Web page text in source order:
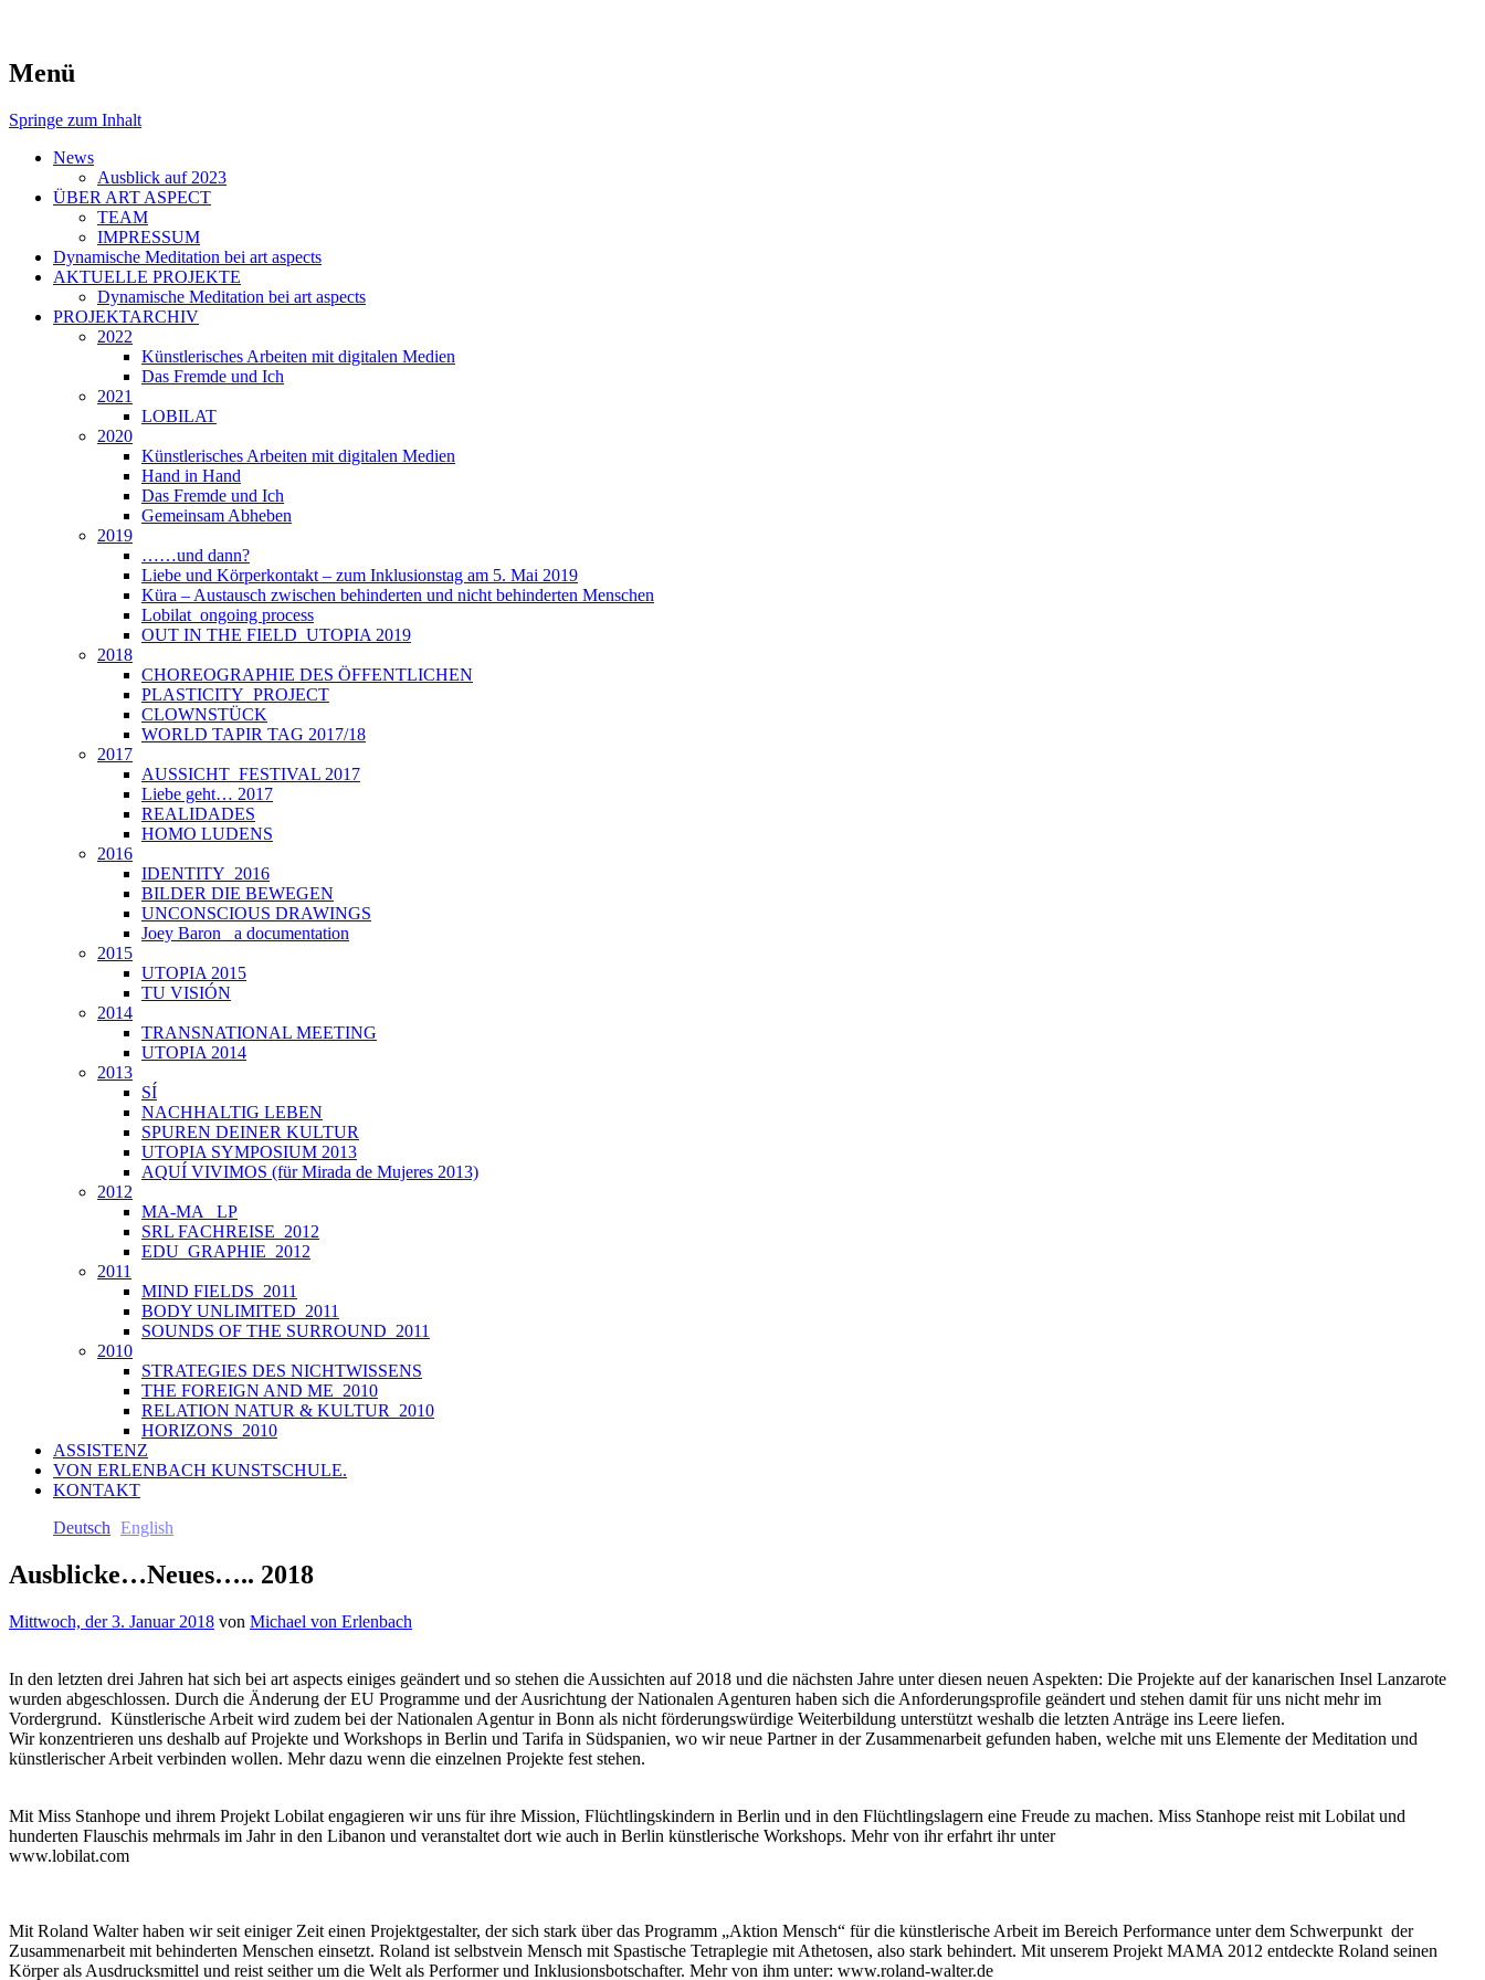
art aspects
Menü
Springe zum Inhalt
News
Ausblick auf 2023
ÜBER ART ASPECT
TEAM
IMPRESSUM
Dynamische Meditation bei art aspects
AKTUELLE PROJEKTE
Dynamische Meditation bei art aspects
PROJEKTARCHIV
2022
Künstlerisches Arbeiten mit digitalen Medien
Das Fremde und Ich
2021
LOBILAT
2020
Künstlerisches Arbeiten mit digitalen Medien
Hand in Hand
Das Fremde und Ich
Gemeinsam Abheben
2019
……und dann?
Liebe und Körperkontakt – zum Inklusionstag am 5. Mai 2019
Küra – Austausch zwischen behinderten und nicht behinderten Menschen
Lobilat_ongoing process
OUT IN THE FIELD_UTOPIA 2019
2018
CHOREOGRAPHIE DES ÖFFENTLICHEN
PLASTICITY_PROJECT
CLOWNSTÜCK
WORLD TAPIR TAG 2017/18
2017
AUSSICHT_FESTIVAL 2017
Liebe geht… 2017
REALIDADES
HOMO LUDENS
2016
IDENTITY_2016
BILDER DIE BEWEGEN
UNCONSCIOUS DRAWINGS
Joey Baron_ a documentation
2015
UTOPIA 2015
TU VISIÓN
2014
TRANSNATIONAL MEETING
UTOPIA 2014
2013
SÍ
NACHHALTIG LEBEN
SPUREN DEINER KULTUR
UTOPIA SYMPOSIUM 2013
AQUÍ VIVIMOS (für Mirada de Mujeres 2013)
2012
MA-MA _LP
SRL FACHREISE_2012
EDU_GRAPHIE_2012
2011
MIND FIELDS_2011
BODY UNLIMITED_2011
SOUNDS OF THE SURROUND_2011
2010
STRATEGIES DES NICHTWISSENS
THE FOREIGN AND ME_2010
RELATION NATUR & KULTUR_2010
HORIZONS_2010
ASSISTENZ
VON ERLENBACH KUNSTSCHULE.
KONTAKT
Deutsch English
Ausblicke…Neues….. 2018
Mittwoch, der 3. Januar 2018 von Michael von Erlenbach
In den letzten drei Jahren hat sich bei art aspects einiges geändert und so stehen die Aussichten auf 2018 und die nächsten Jahre unter diesen neuen Aspekten: Die Projekte auf der kanarischen Insel Lanzarote
wurden abgeschlossen. Durch die Änderung der EU Programme und der Ausrichtung der Nationalen Agenturen haben sich die Anforderungsprofile geändert und stehen damit für uns nicht mehr im
Vordergrund. Künstlerische Arbeit wird zudem bei der Nationalen Agentur in Bonn als nicht förderungswürdige Weiterbildung unterstützt weshalb die letzten Anträge ins Leere liefen.
Wir konzentrieren uns deshalb auf Projekte und Workshops in Berlin und Tarifa in Südspanien, wo wir neue Partner in der Zusammenarbeit gefunden haben, welche mit uns Elemente der Meditation und
künstlerischer Arbeit verbinden wollen. Mehr dazu wenn die einzelnen Projekte fest stehen.
Mit Miss Stanhope und ihrem Projekt Lobilat engagieren wir uns für ihre Mission, Flüchtlingskindern in Berlin und in den Flüchtlingslagern eine Freude zu machen. Miss Stanhope reist mit Lobilat und
hunderten Flauschis mehrmals im Jahr in den Libanon und veranstaltet dort wie auch in Berlin künstlerische Workshops. Mehr von ihr erfahrt ihr unter
www.lobilat.com
Mit Roland Walter haben wir seit einiger Zeit einen Projektgestalter, der sich stark über das Programm „Aktion Mensch“ für die künstlerische Arbeit im Bereich Performance unter dem Schwerpunkt der
Zusammenarbeit mit behinderten Menschen einsetzt. Roland ist selbstvein Mensch mit Spastische Tetraplegie mit Athetosen, also stark behindert. Mit unserem Projekt MAMA 2012 entdeckte Roland seinen
Körper als Ausdrucksmittel und reist seither um die Welt als Performer und Inklusionsbotschafter. Mehr von ihm unter: www.roland-walter.de